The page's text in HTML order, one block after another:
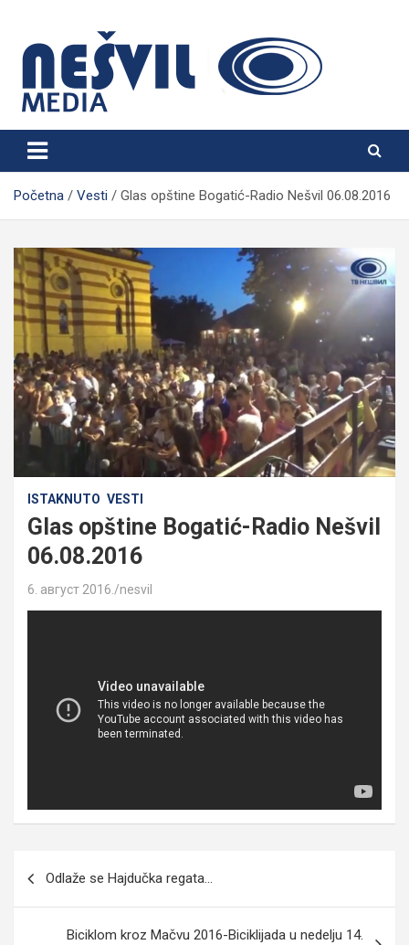
content
Nešvil Media Bogatić
Početna Vesti Glas opštine Bogatić-Radio Nešvil 06.08.2016
ISTAKNUTO VESTI
Glas opštine Bogatić-Radio Nešvil
06.08.2016
6. август 2016. nesvil
Odlaže se Hajdučka regata…
Biciklom kroz Mačvu 2016-Biciklijada u nedelju 14.